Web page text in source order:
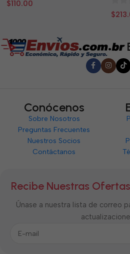
$110.00
0
$
Conócenos
Sobre Nosotros
Preguntas Frecuentes
Nuestros Socios
Contáctanos
Recibe Nuestras
Únase a nuestra lista de correo